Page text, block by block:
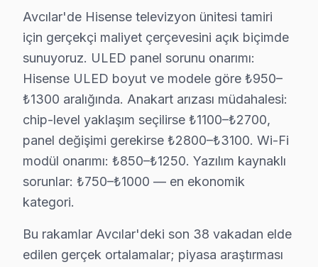
Avcılar bölgesinde Hisense televizyon'lerden gelen
1.Panel Arızası: Hisense televizyon’lerde görülen en
2. Anakart Problemi: 43-50 inç LCD modellerde
3.Güç Kartı Arızası : Güç kartı arızası, genellikle
4. Backlight Sorunu
: Backlight arızası, genellikle
5.Yazılım Sorunları: Yazılım problemleri ise tüm yaş
Avcılar'daki Hisense ekran kullanıcılarının
Avcılar Mahallelerinde bu TV Servis: Kuşak
Ambarlı'da Hisense TV Servisi
Ambarlı Mahallesi’nde Hisense televizyon
Avcılar'de Hisense televizyon ünitesi tamiri
için gerçekçi maliyet çerçevesini açık biçimde
sunuyoruz. ULED panel sorunu onarımı:
Hisense ULED boyut ve modele göre ₺950–
₺1300 aralığında. Anakart arızası müdahalesi:
chip-level yaklaşım seçilirse ₺1100–₺2700,
panel değişimi gerekirse ₺2800–₺3100. Wi-Fi
modül onarımı: ₺850–₺1250. Yazılım kaynaklı
sorunlar: ₺750–₺1000 — en ekonomik
kategori.
Bu rakamlar Avcılar'deki son 38 vakadan elde
edilen gerçek ortalamalar; piyasa araştırması